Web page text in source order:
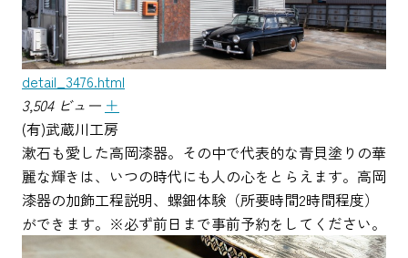
detail_3476.html
3,504 ビュー ＋
(有)武蔵川工房
漱石も愛した高岡漆器。その中で代表的な青貝塗りの華
麗な輝きは、いつの時代にも人の心をとらえます。高岡
漆器の加飾工程説明、螺鈿体験（所要時間2時間程度）
ができます。※必ず前日まで事前予約をしてください。